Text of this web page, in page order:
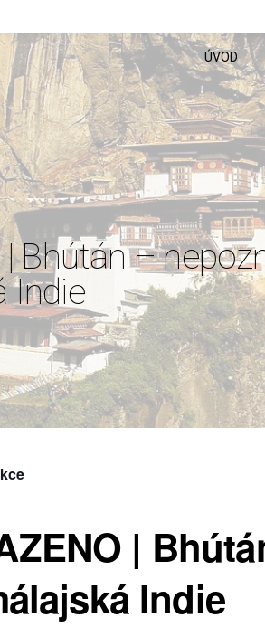
ÚVOD
| Bhútán –
Indie
|
Indie